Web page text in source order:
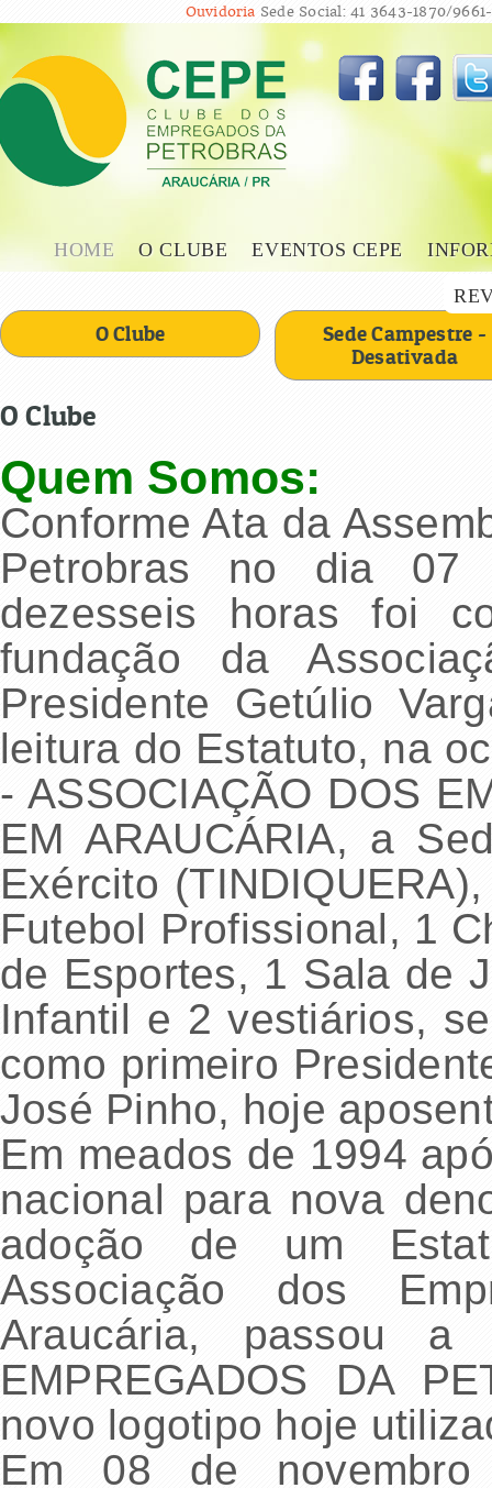
Ouvidoria Sede Social: 41 3643-1870/
HOME O CLUBE EVENTOS CEPE
O Clube
Sede Campestre -
Desativada
O Clube
Quem Somos:
Conforme Ata da
Petrobras no dia
dezesseis horas foi
fundação da
Presidente Getúlio
leitura do Estatuto, na
- ASSOCIAÇÃO DOS
EM ARAUCÁRIA, a
Exército
Futebol Profissional, 1
de Esportes, 1 Sala de
Infantil e 2 vestiários,
como primeiro
José Pinho, hoje
Em meados de 1994
nacional para nova
adoção de um
Associação dos
Araucária, passou
EMPREGADOS DA
novo logotipo hoje
Em 08 de